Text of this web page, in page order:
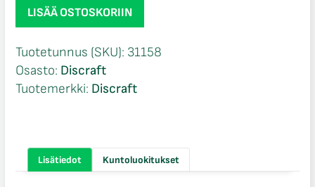
Discraft
Z
Crank
Solvik
määrä
LISÄÄ OSTOSKORIIN
Tuotetunnus (SKU): 31158
Osasto: Discraft
Tuotemerkki: Discraft
Lisätiedot Kuntoluokitukset